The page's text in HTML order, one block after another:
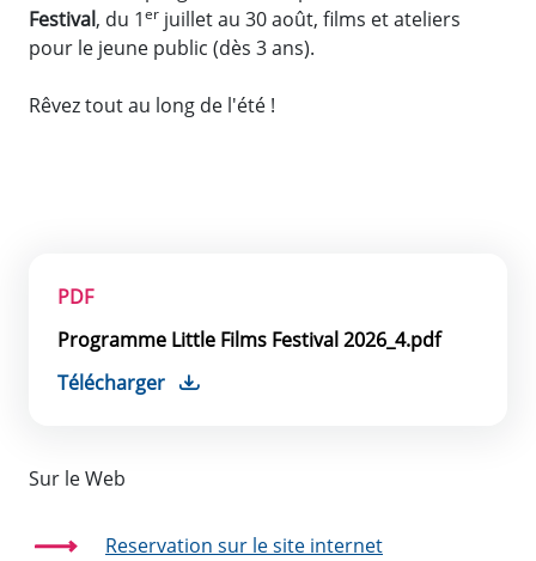
Festival, du 1er juillet au 30 août, films et ateliers
pour le jeune public (dès 3 ans).
Rêvez tout au long de l'été !
PDF
Programme Little Films Festival 2026_4.pdf
Télécharger
Sur le Web
Reservation sur le site internet